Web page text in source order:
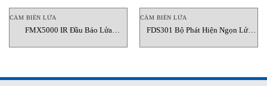
CẢM BIẾN LỬA
FMX5000 IR Đầu Báo Lửa
CẢM BIẾN LỬA
FDS301 Bộ Phát Hiện Ngọn Lửa